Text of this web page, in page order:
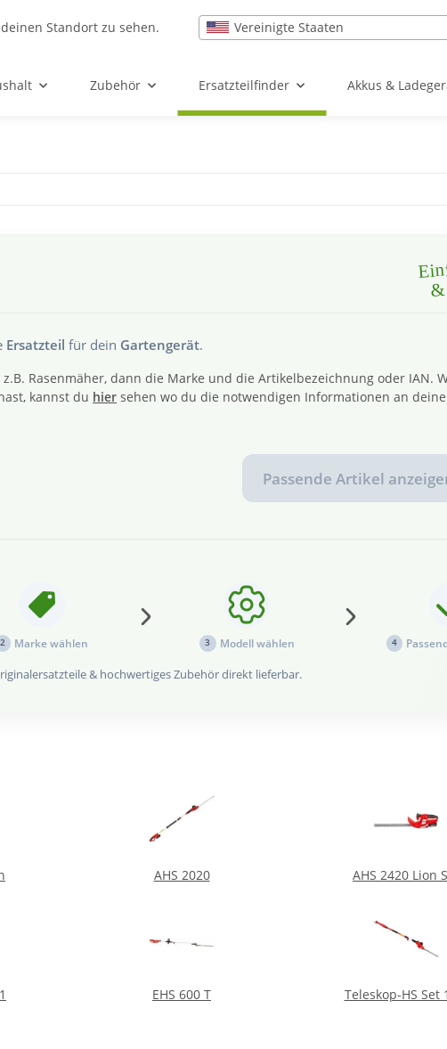
Standort zu sehen. Vereinigte Staaten
Zubehör Ersatzteilfinder Akkus &
&
Ersatzteil für dein Gartengerät.
Rasenmäher, dann die Marke und die Artikelbezeichnung oder IAN.
kannst du hier sehen wo du die notwendigen Informationen an
Passende Artikel
2 Marke wählen 3 Modell wählen 4
& hochwertiges Zubehör direkt lieferbar.
AHS 2020 AHS 2420 Lion
EHS 600 T Teleskop-HS Set